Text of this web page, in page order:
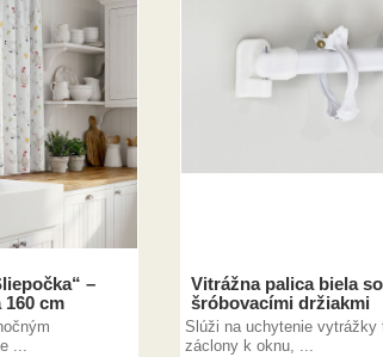
–
cm
...
Vitrážna palica biela so
šróbovacími držiakmi
Slúži na uchytenie vytrážky
záclony k oknu, ...